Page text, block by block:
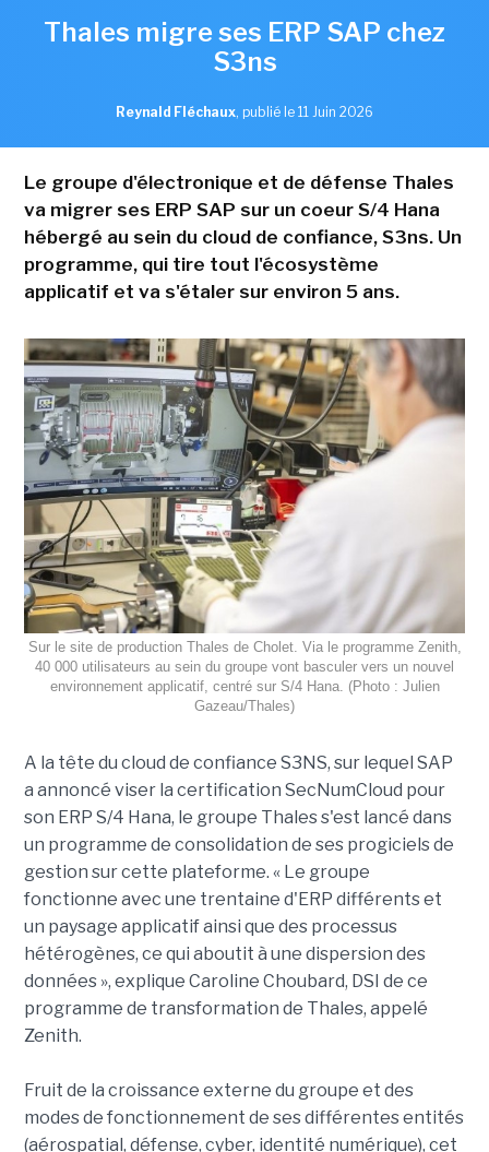
Thales migre ses ERP SAP chez
S3ns
Reynald Fléchaux, publié le 11 Juin 2026
Le groupe d'électronique et de défense Thales
va migrer ses ERP SAP sur un coeur S/4 Hana
hébergé au sein du cloud de confiance, S3ns. Un
programme, qui tire tout l'écosystème
applicatif et va s'étaler sur environ 5 ans.
Sur le site de production Thales de Cholet. Via le programme Zenith,
40 000 utilisateurs au sein du groupe vont basculer vers un nouvel
environnement applicatif, centré sur S/4 Hana. (Photo : Julien
Gazeau/Thales)
A la tête du cloud de confiance S3NS, sur lequel SAP
a annoncé viser la certification SecNumCloud pour
son ERP S/4 Hana, le groupe Thales s'est lancé dans
un programme de consolidation de ses progiciels de
gestion sur cette plateforme. « Le groupe
fonctionne avec une trentaine d'ERP différents et
un paysage applicatif ainsi que des processus
hétérogènes, ce qui aboutit à une dispersion des
données », explique Caroline Choubard, DSI de ce
programme de transformation de Thales, appelé
Zenith.
Fruit de la croissance externe du groupe et des
modes de fonctionnement de ses différentes entités
(aérospatial, défense, cyber, identité numérique), cet